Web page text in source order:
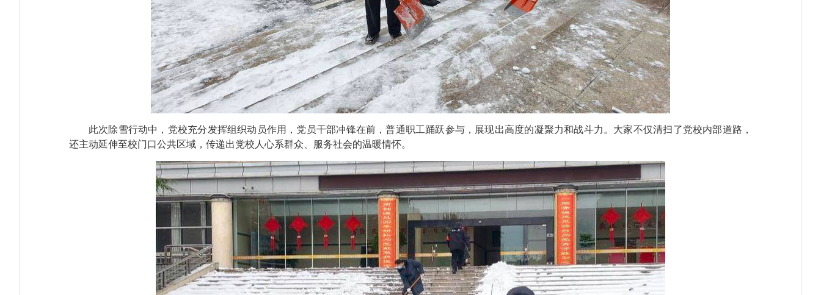
此次除雪行动中，党校充分发挥组织动员作用，党员干部冲锋在前，普通职工踊跃参与，展现出高度的凝聚力和战斗力。大家不仅清扫了党校内部道路，
还主动延伸至校门口公共区域，传递出党校人心系群众、服务社会的温暖情怀。